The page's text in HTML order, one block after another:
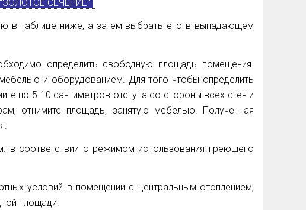
"ЗОЛОТОЕ СЕЧЕНИЕ"
в таблице ниже, а затем выбрать его в выпадающем
определить свободную площадь помещения.
и оборудованием. Для того чтобы определить
по 5-10 сантиметров отступа со стороны всех стен и
отнимите площадь, занятую мебелью. Полученная
соответствии с режимом использования греющего
условий в помещении с центральным отоплением,
площади.